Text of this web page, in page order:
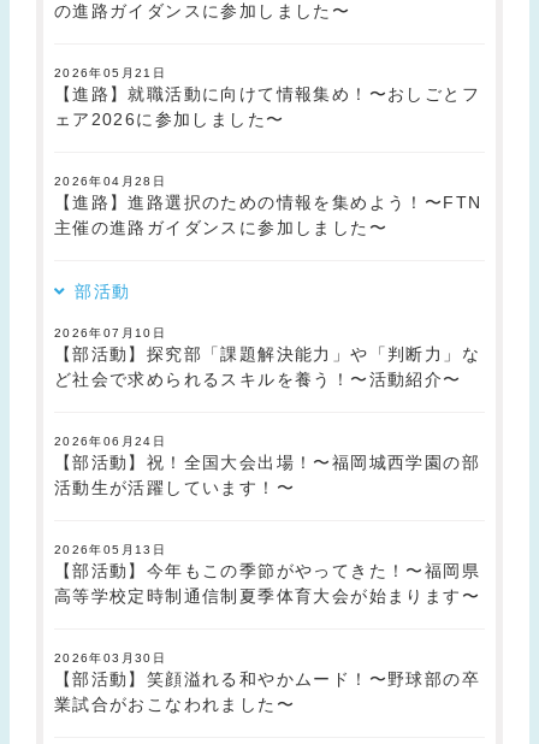
の進路ガイダンスに参加しました〜
2026年05月21日
【進路】就職活動に向けて情報集め！〜おしごとフ
ェア2026に参加しました〜
2026年04月28日
【進路】進路選択のための情報を集めよう！〜FTN
主催の進路ガイダンスに参加しました〜
部活動
2026年07月10日
【部活動】探究部「課題解決能力」や「判断力」な
ど社会で求められるスキルを養う！〜活動紹介〜
2026年06月24日
【部活動】祝！全国大会出場！〜福岡城西学園の部
活動生が活躍しています！〜
2026年05月13日
【部活動】今年もこの季節がやってきた！〜福岡県
高等学校定時制通信制夏季体育大会が始まります〜
2026年03月30日
【部活動】笑顔溢れる和やかムード！〜野球部の卒
業試合がおこなわれました〜